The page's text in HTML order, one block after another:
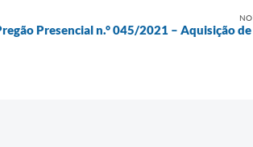
Presencial n.° 045/2021 – Aquisição